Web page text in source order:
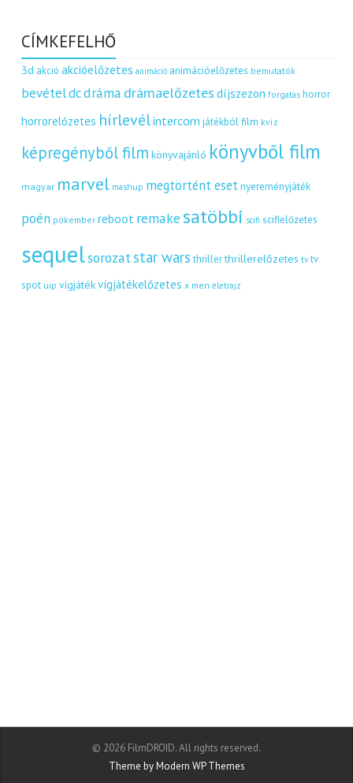
CÍMKEFELHŐ
3d akció akcióelőzetes animáció animációelőzetes bemutatók
bevételdcdráma drámaelőzetes díjszezon forgatás horror
horrorelőzetes hírlevélintercom játékból film kvíz
képregényből film könyvajánló könyvből film
magyar marvel mashup megtörtént eset nyereményjáték
poén pókember reboot remakesatöbbi scifi scifielőzetes
sequelsorozatstar wars thriller thrillerelőzetes tv tv
spot uip vígjátékvígjátékelőzetes x men életrajz
© 2026 FilmDROID. All rights reserved.
Theme by Modern WP Themes